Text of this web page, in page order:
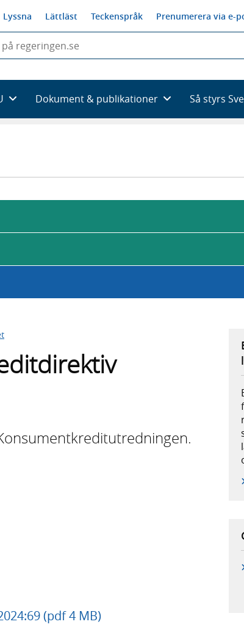
Lyssna Lättläst Teckenspråk Prenumerera via e-
Dokument & publikationer Så styrs
(pdf 4 MB)